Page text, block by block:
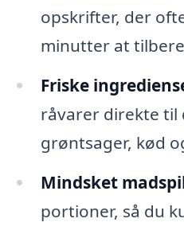
opskrifter, der
minutter at
Friske
råvarer direkte til
grøntsager, kød
Mindsket
portioner, så du